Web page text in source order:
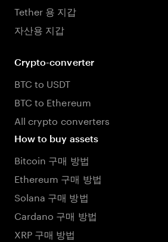
Tether 용 지갑
자산용 지갑
Crypto-converter
BTC to USDT
BTC to Ethereum
All crypto converters
How to buy assets
Bitcoin 구매 방법
Ethereum 구매 방법
Solana 구매 방법
Cardano 구매 방법
XRP 구매 방법